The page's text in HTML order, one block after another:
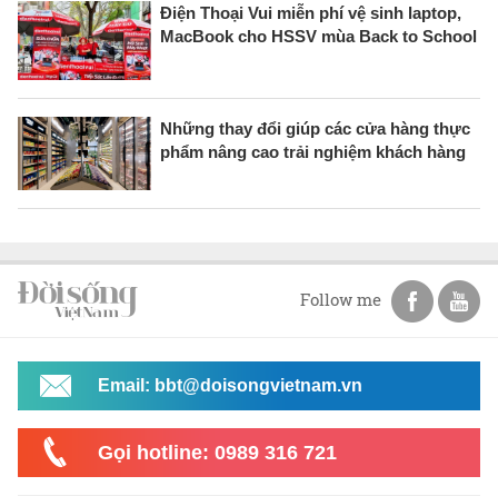
Điện Thoại Vui miễn phí vệ sinh laptop,
MacBook cho HSSV mùa Back to School
Những thay đổi giúp các cửa hàng thực
phẩm nâng cao trải nghiệm khách hàng
Follow me
Email: bbt@doisongvietnam.vn
Gọi hotline: 0989 316 721